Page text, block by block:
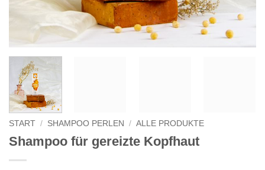
START / SHAMPOO PERLEN / ALLE PRODUKTE
Shampoo für gereizte Kopfhaut